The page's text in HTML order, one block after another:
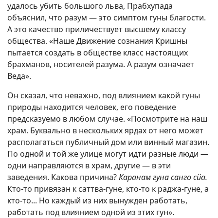
удалось убить большого льва, Прабхупада
объяснил, что разум — это симптом гуны благости.
А это качество приличествует высшему классу
общества. «Наше Движение сознания Кришны
пытается создать в обществе класс настоящих
брахманов, носителей разума. А разум означает
Веда».
Он сказал, что неважно, под влиянием какой гуны
природы находится человек, его поведение
предсказуемо в любом случае. «Посмотрите на наш
храм. Буквально в нескольких ярдах от него может
располагаться публичный дом или винный магазин.
По одной и той же улице могут идти разные люди —
одни направляются в храм, другие — в эти
заведения. Какова причина?Каранам гуна санго сйа.
Кто-то привязан к саттва-гуне, кто-то к раджа-гуне, а
кто-то... Но каждый из них вынужден работать,
работать под влиянием одной из этих гун».